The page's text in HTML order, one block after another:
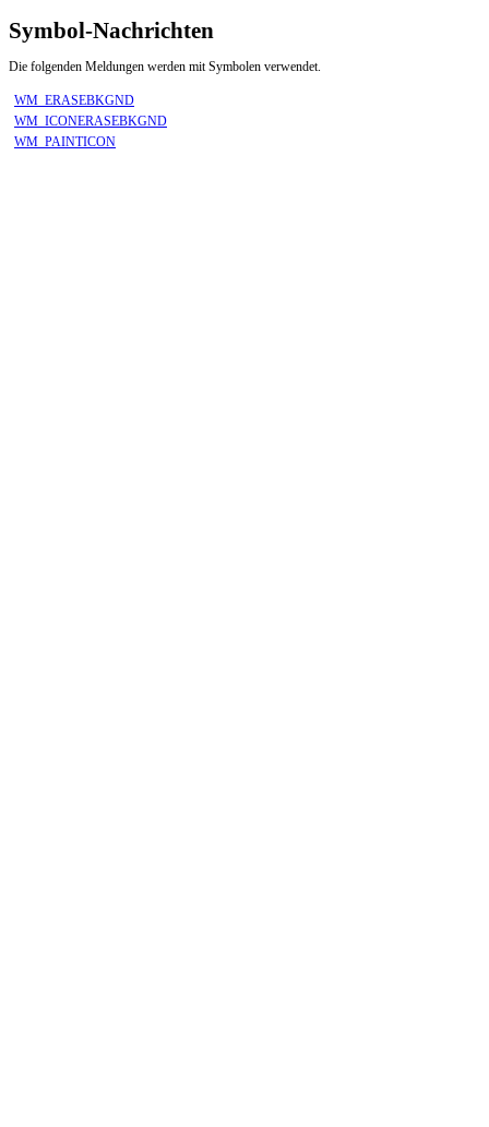
Symbol-Nachrichten
Die folgenden Meldungen werden mit Symbolen verwendet.
WM_ERASEBKGND
WM_ICONERASEBKGND
WM_PAINTICON